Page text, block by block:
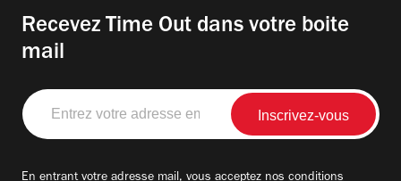
Recevez Time Out dans votre boite
mail
Entrez
votre
adresse
En entrant votre adresse mail, vous acceptez nos conditions